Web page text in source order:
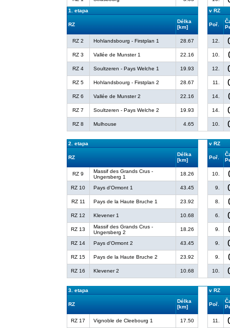
1. etapa v RZ
RZ
Délka
[km]
Poř.
RZ 2 Hohlandsbourg - Firstplan 1 28.67 12.
RZ 3 Vallée de Munster 1 22.16 10.
RZ 4 Soultzeren - Pays Welche 1 19.93 12.
RZ 5 Hohlandsbourg - Firstplan 2 28.67 11.
RZ 6 Vallée de Munster 2 22.16 14.
RZ 7 Soultzeren - Pays Welche 2 19.93 14.
RZ 8 Mulhouse 4.65 10.
2. etapa v RZ
RZ
Délka
[km]
Poř.
RZ 9
Massif des Grands Crus -
Ungersberg 1
18.26 10.
RZ 10 Pays d'Ormont 1 43.45 9.
RZ 11 Pays de la Haute Bruche 1 23.92 8.
RZ 12 Klevener 1 10.68 6.
RZ 13
Massif des Grands Crus -
Ungersberg 2
18.26 9.
RZ 14 Pays d'Ormont 2 43.45 9.
RZ 15 Pays de la Haute Bruche 2 23.92 9.
RZ 16 Klevener 2 10.68 10.
3. etapa v RZ
RZ
Délka
[km]
Poř.
RZ 17 Vignoble de Cleebourg 1 17.50 11.